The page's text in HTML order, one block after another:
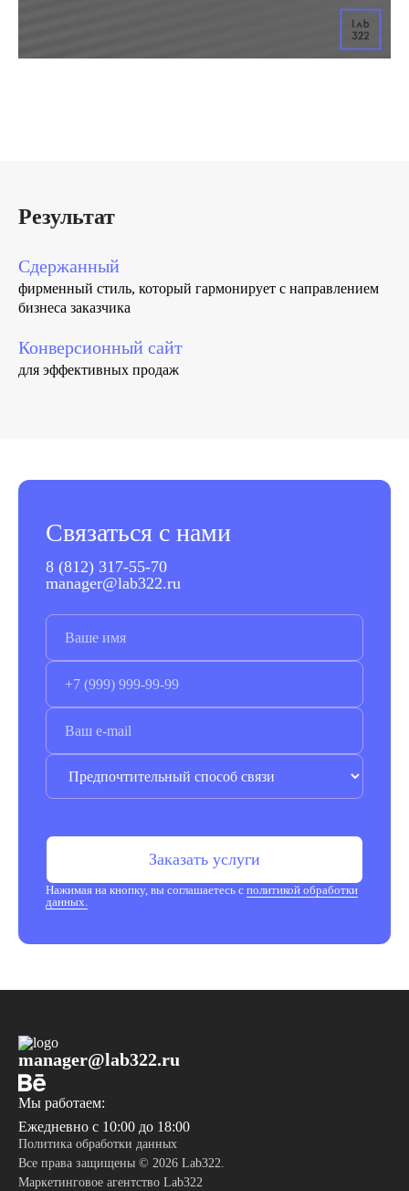
Результат
Сдержанный
фирменный стиль, который гармонирует с направлением
бизнеса заказчика
Конверсионный сайт
для эффективных продаж
Связаться с нами
8 (812) 317-55-70
manager@lab322.ru
Заказать услуги
Нажимая на кнопку, вы соглашаетесь с политикой обработки
данных.
manager@lab322.ru
Мы работаем:
Ежедневно с 10:00 до 18:00
Политика обработки данных
Все права защищены © 2026 Lab322.
Маркетинговое агентство Lab322